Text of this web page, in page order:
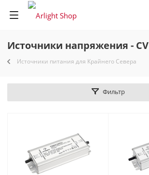
Источники напряжения - CV
Источники питания для Крайнего Севера
Фильтр